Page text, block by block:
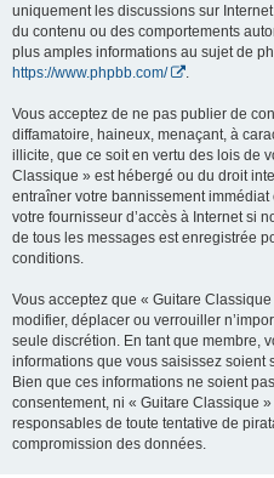
uniquement les discussions sur
du contenu ou des comportements
plus amples informations au sujet de
https://www.phpbb.com/
Vous acceptez de ne pas publier de
diffamatoire, haineux, menaçant, à
illicite, que ce soit en vertu des lois de
Classique » est hébergé ou du droit
entraîner votre bannissement
votre fournisseur d’accès à Internet si
de tous les messages est enregistrée
conditions.
Vous acceptez que « Guitare
modifier, déplacer ou verrouiller
seule discrétion. En tant que membre,
informations que vous saisissez soient
Bien que ces informations ne soient
consentement, ni « Guitare Classique
responsables de toute tentative de
compromission des données.